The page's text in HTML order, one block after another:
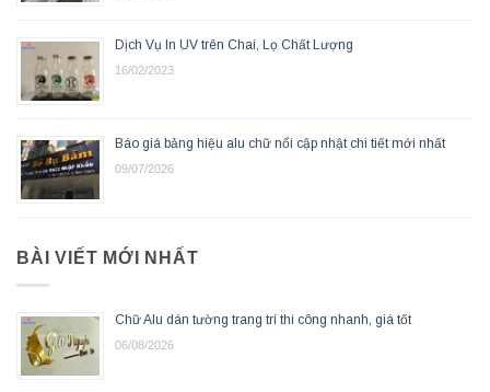
Dịch Vụ In UV trên Chai, Lọ Chất Lượng
16/02/2023
Báo giá bảng hiệu alu chữ nổi cập nhật chi tiết mới nhất
09/07/2026
BÀI VIẾT MỚI NHẤT
Chữ Alu dán tường trang trí thi công nhanh, giá tốt
06/08/2026